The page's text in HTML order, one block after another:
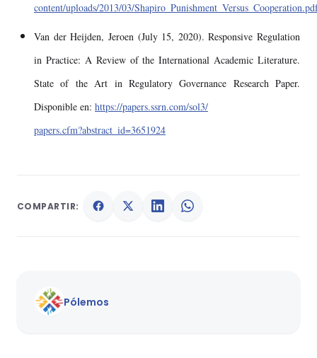
content/uploads/2013/03/
Van der Heijden, Jeroen (July 15, 2020). Responsive Regulation
in Practice: A Review of the International Academic Literature.
State of the Art in Regulatory Governance Research Paper.
Disponible en: https://papers.ssrn.com/sol3/
papers.cfm?abstract_id=3651924
COMPARTIR:
Pólemos